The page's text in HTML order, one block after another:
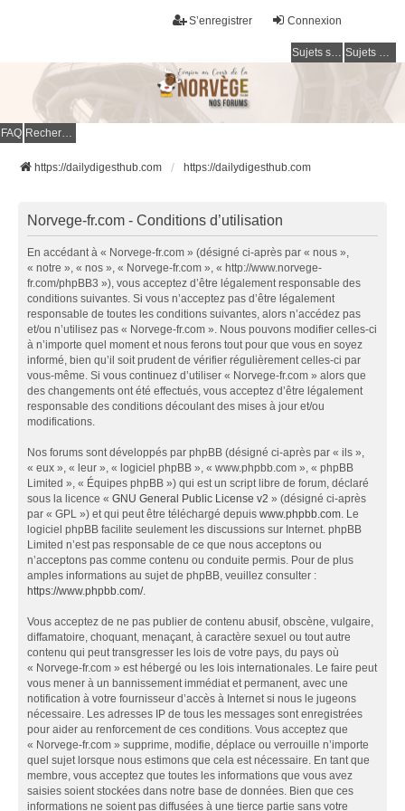
Connexion
S’enregistrer
Sujets sans réponse Sujets actifs
FAQ Rechercher
https://dailydigesthub.com https://dailydigesthub.com
Norvege-fr.com - Conditions d’utilisation
En accédant à « Norvege-fr.com » (désigné ci-après par « nous »,
« notre », « nos », « Norvege-fr.com », « http://www.norvege-
fr.com/phpBB3 »), vous acceptez d’être légalement responsable des
conditions suivantes. Si vous n’acceptez pas d’être légalement
responsable de toutes les conditions suivantes, alors n’accédez pas
et/ou n’utilisez pas « Norvege-fr.com ». Nous pouvons modifier celles-ci
à n’importe quel moment et nous ferons tout pour que vous en soyez
informé, bien qu’il soit prudent de vérifier régulièrement celles-ci par
vous-même. Si vous continuez d’utiliser « Norvege-fr.com » alors que
des changements ont été effectués, vous acceptez d’être légalement
responsable des conditions découlant des mises à jour et/ou
modifications.
Nos forums sont développés par phpBB (désigné ci-après par « ils »,
« eux », « leur », « logiciel phpBB », « www.phpbb.com », « phpBB
Limited », « Équipes phpBB ») qui est un script libre de forum, déclaré
sous la licence « GNU General Public License v2 » (désigné ci-après
par « GPL ») et qui peut être téléchargé depuis www.phpbb.com. Le
logiciel phpBB facilite seulement les discussions sur Internet. phpBB
Limited n’est pas responsable de ce que nous acceptons ou
n’acceptons pas comme contenu ou conduite permis. Pour de plus
amples informations au sujet de phpBB, veuillez consulter :
https://www.phpbb.com/.
Vous acceptez de ne pas publier de contenu abusif, obscène, vulgaire,
diffamatoire, choquant, menaçant, à caractère sexuel ou tout autre
contenu qui peut transgresser les lois de votre pays, du pays où
« Norvege-fr.com » est hébergé ou les lois internationales. Le faire peut
vous mener à un bannissement immédiat et permanent, avec une
notification à votre fournisseur d’accès à Internet si nous le jugeons
nécessaire. Les adresses IP de tous les messages sont enregistrées
pour aider au renforcement de ces conditions. Vous acceptez que
« Norvege-fr.com » supprime, modifie, déplace ou verrouille n’importe
quel sujet lorsque nous estimons que cela est nécessaire. En tant que
membre, vous acceptez que toutes les informations que vous avez
saisies soient stockées dans notre base de données. Bien que ces
informations ne soient pas diffusées à une tierce partie sans votre